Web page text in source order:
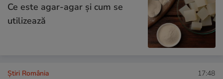
Ce este agar-agar și cum se
utilizează
Știri România 17:48